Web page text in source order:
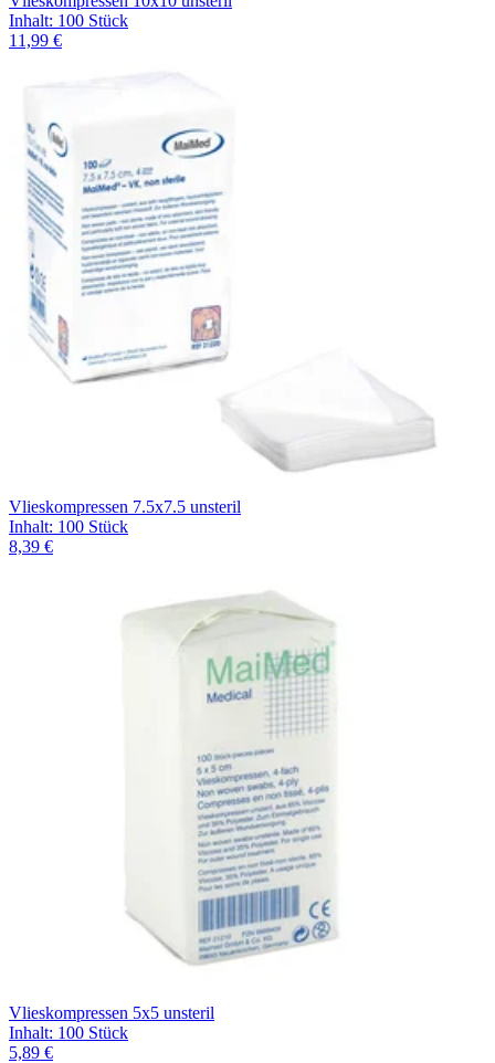
Inhalt: 100 Stück
11,99 €
Vlieskompressen 7.5x7.5 unsteril
Inhalt: 100 Stück
8,39 €
Vlieskompressen 5x5 unsteril
Inhalt: 100 Stück
5,89 €